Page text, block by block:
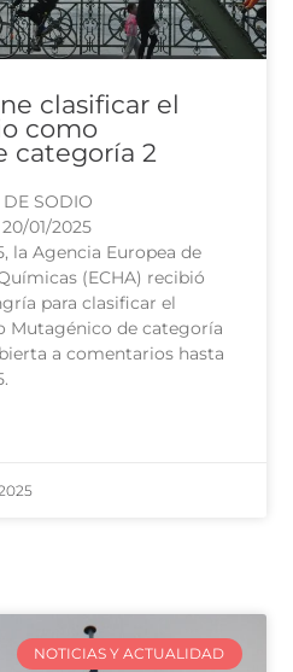
clasificar el
como
categoría 2
DE SODIO
20/01/2025
la Agencia Europea de
(ECHA) recibió
para clasificar el
Mutagénico de categoría
a comentarios hasta
NOTICIAS Y ACTUALIDAD